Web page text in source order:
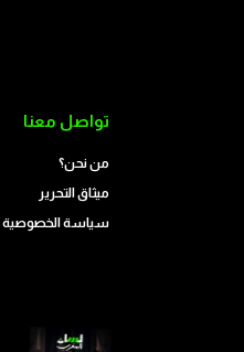
تواصل معنا
من نحن؟
ميثاق التحرير
سياسة الخصوصية